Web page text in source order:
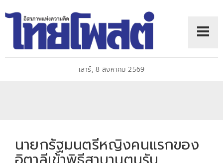
เสาร์, 8 สิงหาคม 2569
นายกรัฐมนตรีหญิงคนแรกของ